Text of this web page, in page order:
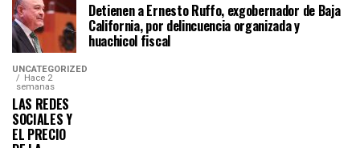
Detienen a Ernesto Ruffo, exgobernador de Baja
California, por delincuencia organizada y
huachicol fiscal
UNCATEGORIZED
Hace 2
semanas
LAS REDES
SOCIALES Y
EL PRECIO